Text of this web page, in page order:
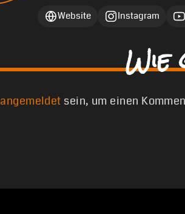
Website Instagram
angemeldet sein, um einen